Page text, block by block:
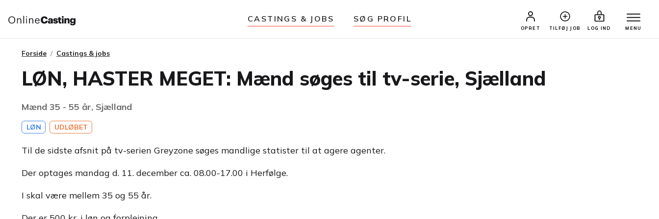
CASTINGS & JOBS SØG PROFIL
OPRET TILFØJ JOB LOG IND MENU
Forside Castings & jobs
LØN, HASTER MEGET: Mænd søges til tv-serie, Sjælland
Mænd 35 - 55 år, Sjælland
LØN UDLØBET
Til de sidste afsnit på tv-serien Greyzone søges mandlige statister til at agere agenter.
Der optages mandag d. 11. december ca. 08.00-17.00 i Herfølge.
I skal være mellem 35 og 55 år.